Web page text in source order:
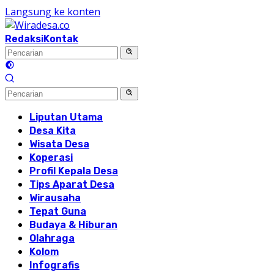
Langsung ke konten
RedaksiKontak
Liputan Utama
Desa Kita
Wisata Desa
Koperasi
Profil Kepala Desa
Tips Aparat Desa
Wirausaha
Tepat Guna
Budaya & Hiburan
Olahraga
Kolom
Infografis